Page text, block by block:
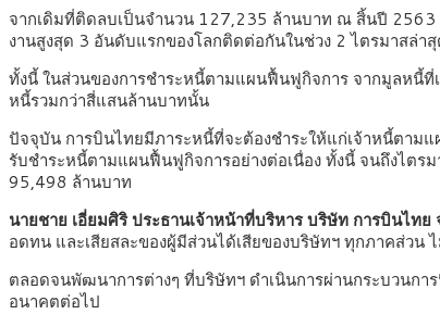
จากเดิมที่ติดลบเป็นจำนวน 127,235 ล้านบาท ณ สิ้นปี 2563
งานสูงสุด 3 อันดับแรกของโลกติดต่อกันในช่วง 2 ไตรมาสล่า
ทั้งนี้ ในส่วนของการชำระหนี้ตามแผนฟื้นฟูกิจการ จากมูลหนี้
หนี้รวมกว่าสี่แสนล้านบาทนั้น
ปัจจุบัน การบินไทยมีภาระหนี้ที่จะต้องชำระให้แก่เจ้าหนี้ตา
รับชำระหนี้ตามแผนฟื้นฟูกิจการอย่างต่อเนื่อง ทั้งนี้ จนถึงไต
95,498 ล้านบาท
นายชาย เอี่ยมศิริ ประธานเจ้าหน้าที่บริหาร บริษัท การบินไทย
อดทน และเสียสละของผู้มีส่วนได้เสียของบริษัทฯ ทุกภาคส่วน
ตลอดจนพัฒนาการต่างๆ ที่บริษัทฯ ดำเนินการผ่านกระบวนกา
อนาคตต่อไป